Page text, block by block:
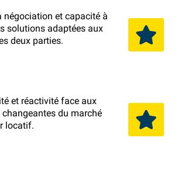
négociation et capacité à
solutions adaptées aux
deux parties.
et réactivité face aux
changeantes du marché
locatif.